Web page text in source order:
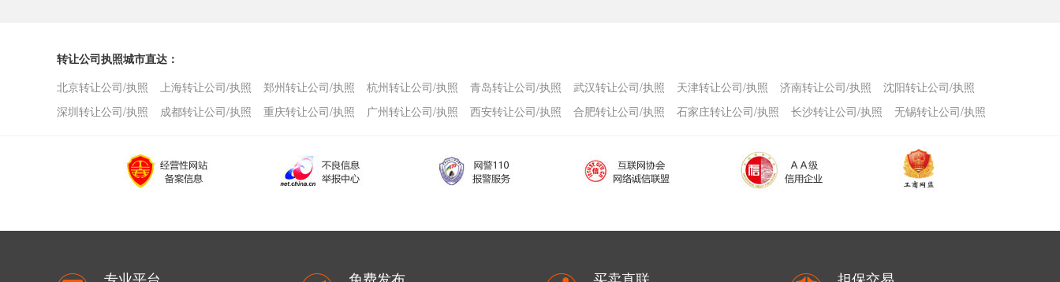
转让公司执照城市直达：
北京转让公司/执照
上海转让公司/执照 郑州转让公司/执照 杭州转让公司/执照 青岛转让公司/执照 武汉转让公司/执照 天津转让公司/执照 济南转让公司/执照
沈阳转让公司/执照
深圳转让公司/执照
成都转让公司/执照 重庆转让公司/执照 广州转让公司/执照 西安转让公司/执照 合肥转让公司/执照 石家庄转让公司/执照 长沙转让公司/执照 无锡转让公司/执照